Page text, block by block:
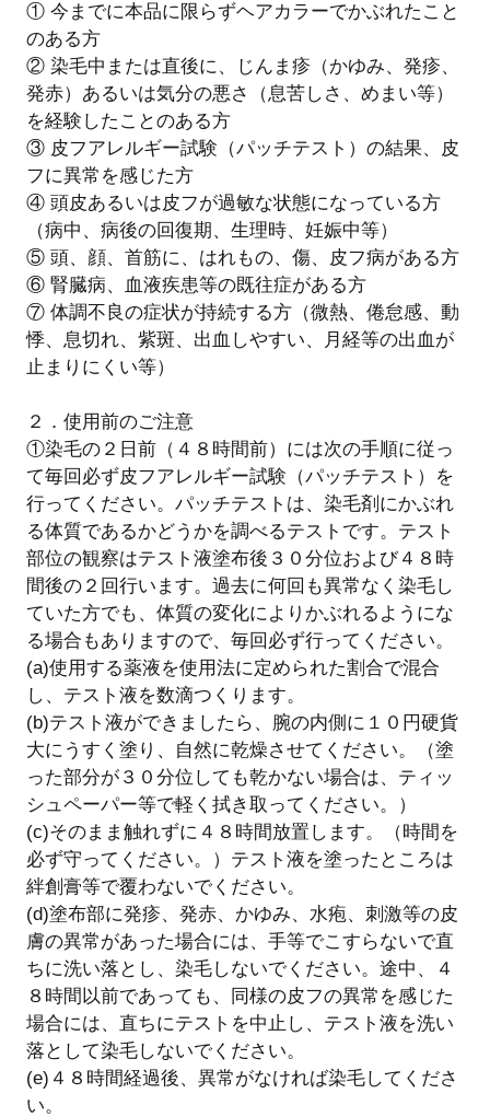
① 今までに本品に限らずヘアカラーでかぶれたこと
のある方
② 染毛中または直後に、じんま疹（かゆみ、発疹、
発赤）あるいは気分の悪さ（息苦しさ、めまい等）
を経験したことのある方
③ 皮フアレルギー試験（パッチテスト）の結果、皮
フに異常を感じた方
④ 頭皮あるいは皮フが過敏な状態になっている方
（病中、病後の回復期、生理時、妊娠中等）
⑤ 頭、顔、首筋に、はれもの、傷、皮フ病がある方
⑥ 腎臓病、血液疾患等の既往症がある方
⑦ 体調不良の症状が持続する方（微熱、倦怠感、動
悸、息切れ、紫斑、出血しやすい、月経等の出血が
止まりにくい等）
２．使用前のご注意
①染毛の２日前（４８時間前）には次の手順に従っ
て毎回必ず皮フアレルギー試験（パッチテスト）を
行ってください。パッチテストは、染毛剤にかぶれ
る体質であるかどうかを調べるテストです。テスト
部位の観察はテスト液塗布後３０分位および４８時
間後の２回行います。過去に何回も異常なく染毛し
ていた方でも、体質の変化によりかぶれるようにな
る場合もありますので、毎回必ず行ってください。
(a)使用する薬液を使用法に定められた割合で混合
し、テスト液を数滴つくります。
(b)テスト液ができましたら、腕の内側に１０円硬貨
大にうすく塗り、自然に乾燥させてください。（塗
った部分が３０分位しても乾かない場合は、ティッ
シュペーパー等で軽く拭き取ってください。）
(c)そのまま触れずに４８時間放置します。（時間を
必ず守ってください。）テスト液を塗ったところは
絆創膏等で覆わないでください。
(d)塗布部に発疹、発赤、かゆみ、水疱、刺激等の皮
膚の異常があった場合には、手等でこすらないで直
ちに洗い落とし、染毛しないでください。途中、４
８時間以前であっても、同様の皮フの異常を感じた
場合には、直ちにテストを中止し、テスト液を洗い
落として染毛しないでください。
(e)４８時間経過後、異常がなければ染毛してくださ
い。